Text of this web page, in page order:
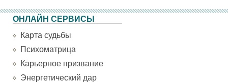
ОНЛАЙН СЕРВИСЫ
Карта судьбы
Психоматрица
Карьерное призвание
Энергетический дар